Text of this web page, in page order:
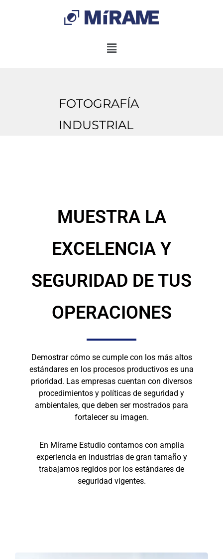
FOTOGRAFÍA
INDUSTRIAL
MUESTRA LA
EXCELENCIA Y
SEGURIDAD DE TUS
OPERACIONES
Demostrar cómo se cumple con los más altos
estándares en los procesos productivos es una
prioridad. Las empresas cuentan con diversos
procedimientos y políticas de seguridad y
ambientales, que deben ser mostrados para
fortalecer su imagen.
En Mírame Estudio contamos con amplia
experiencia en industrias de gran tamaño y
trabajamos regidos por los estándares de
seguridad vigentes.